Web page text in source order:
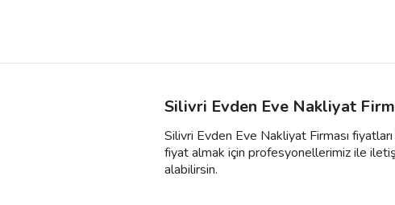
Silivri Evden Eve Nakliyat
Silivri Evden Eve Nakliyat Firması
fiyat almak için profesyonellerimiz ile
alabilirsin.